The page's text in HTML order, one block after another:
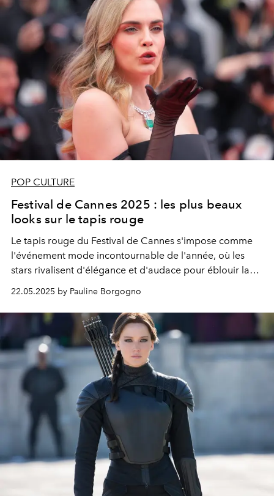
POP CULTURE
Festival de Cannes 2025 : les plus beaux
looks sur le tapis rouge
Le tapis rouge du Festival de Cannes s'impose comme
l'événement mode incontournable de l'année, où les
stars rivalisent d'élégance et d'audace pour éblouir la
22.05.2025 by Pauline Borgogno